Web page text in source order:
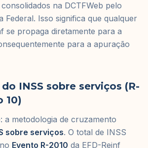
na DCTFWeb pelo
Federal. Isso significa que qualquer
se propaga diretamente para a
para a apuração
INSS sobre serviços (R-
10)
a metodologia de cruzamento
sobre serviços. O total de INSS
Evento R-2010 da EFD-Reinf